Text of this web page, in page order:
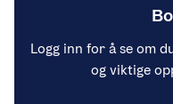
Logg inn for å se om
og viktige